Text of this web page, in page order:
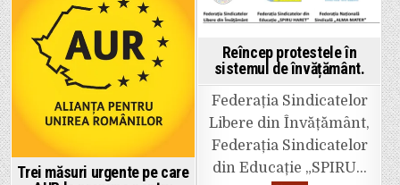
făcut
infarct.
„Am
văzut
moartea
primit
o
doua
șansă
la
Primărie,
iar
prezidențiale
3,6
milioane
de
lei.
„Mare”
om,
josnic
caracter.
Posted
in
Trei măsuri urgente pe care
Posted
in
Reîncep protestele în
sistemul de învățământ.
Federația Sindicatelor
Libere din Învățământ,
Federația Sindicatelor
din Educație „SPIRU…